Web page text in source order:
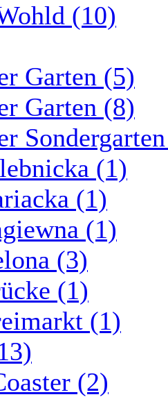
(10)
Garten (5)
Garten (8)
(1)
(1)
(1)
(3)
(1)
(1)
(2)